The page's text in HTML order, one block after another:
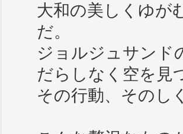
大和の美しくゆが
だ。
ジョルジュサンド
だらしなく空を見
その行動、そのし